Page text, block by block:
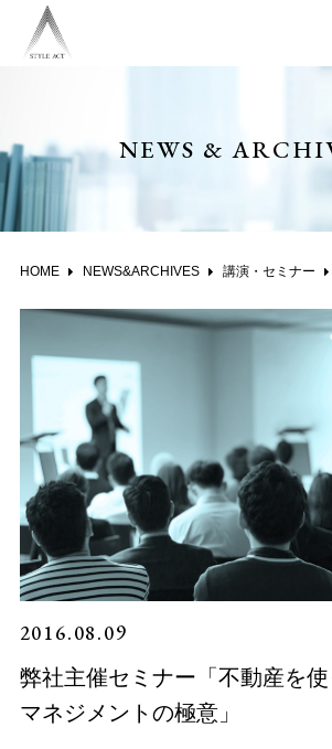
NEWS &
HOME NEWS&ARCHIVES 講演・セミナー
2016.08.09
弊社主催セミナー「不動産を
マネジメントの極意」